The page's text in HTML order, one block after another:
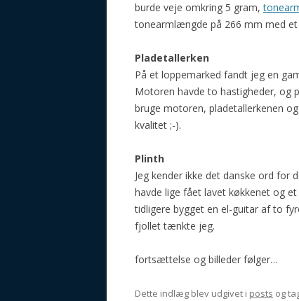
burde veje omkring 5 gram,
tonearmlængde på 266 mm med
Pladetallerken
På et loppemarked fandt jeg en
Motoren havde to hastigheder, og
bruge motoren, pladetallerkenen
kvalitet ;-).
Plinth
Jeg kender ikke det danske ord for
havde lige fået lavet køkkenet og
tidligere bygget en el-guitar af to
fjollet tænkte jeg.
fortsættelse og billeder følger…
Dette indlæg blev udgivet i posts og